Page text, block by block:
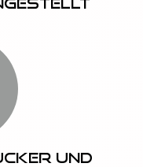
und